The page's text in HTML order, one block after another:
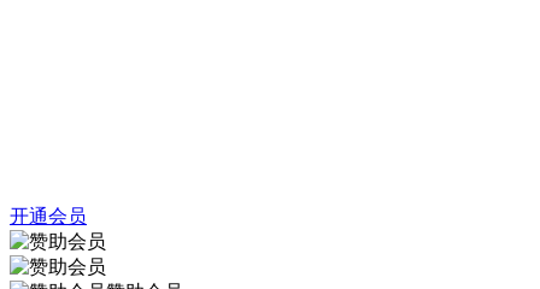
开通会员